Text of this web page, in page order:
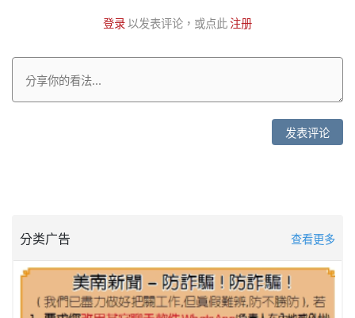
登录以发表评论，或点此注册
发表评论
分类广告 查看更多
李世豪律师集团招聘全职助理